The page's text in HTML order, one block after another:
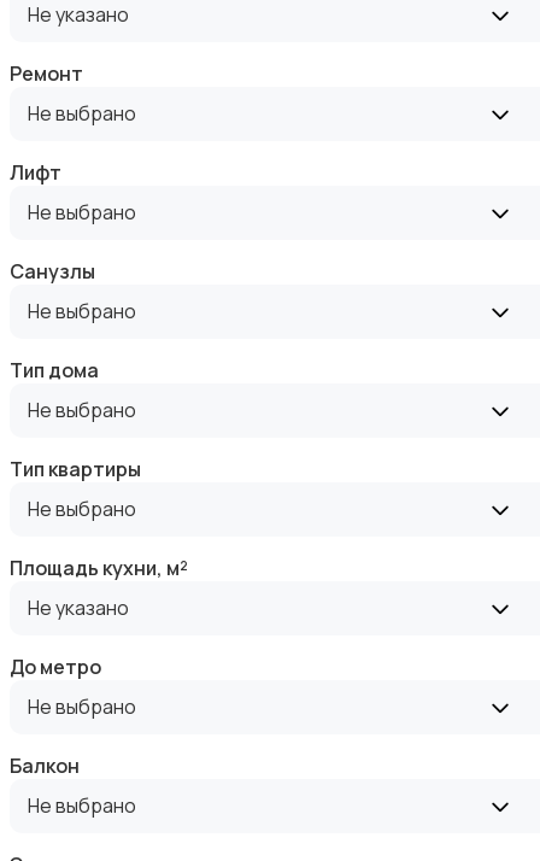
Аренда квартиры посуточно
Аренда дома посуточно
Не указано
Ремонт
Не выбрано
Лифт
Не выбрано
Санузлы
Не выбрано
Тип дома
Не выбрано
Тип квартиры
Не выбрано
Площадь кухни, м²
Не указано
До метро
Не выбрано
Балкон
Не выбрано